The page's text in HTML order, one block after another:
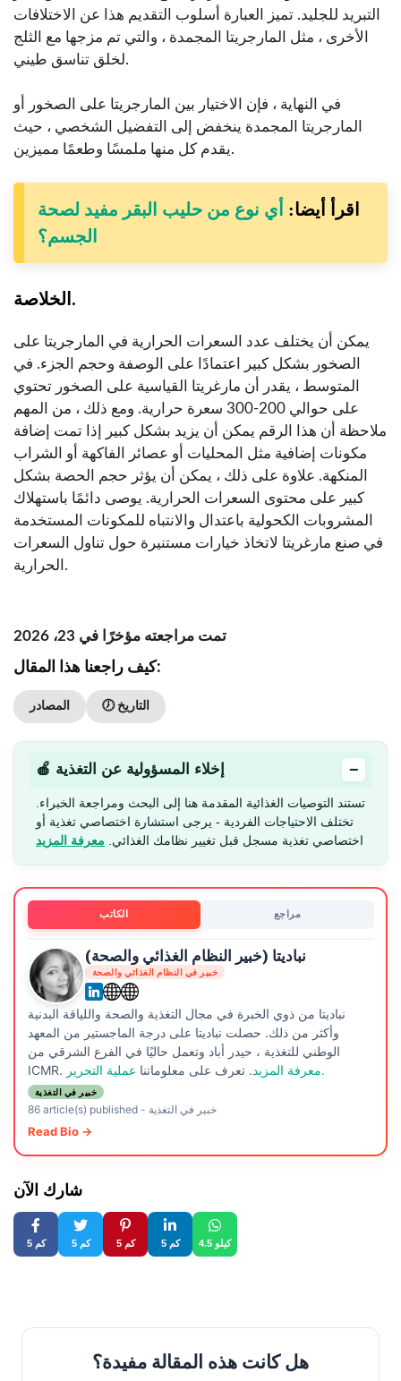
التبريد للجليد. تميز العبارة أسلوب التقديم هذا عن الاختلافات
الأخرى ، مثل المارجريتا المجمدة ، والتي تم مزجها مع الثلج
لخلق تناسق طيني.
في النهاية ، فإن الاختيار بين المارجريتا على الصخور أو
المارجريتا المجمدة ينخفض إلى التفضيل الشخصي ، حيث
يقدم كل منها ملمسًا وطعمًا مميزين.
اقرأ أيضا: أي نوع من حليب البقر مفيد لصحة
الجسم؟
الخلاصة.
يمكن أن يختلف عدد السعرات الحرارية في المارجريتا على
الصخور بشكل كبير اعتمادًا على الوصفة وحجم الجزء. في
المتوسط ، يقدر أن مارغريتا القياسية على الصخور تحتوي
على حوالي 200-300 سعرة حرارية. ومع ذلك ، من المهم
ملاحظة أن هذا الرقم يمكن أن يزيد بشكل كبير إذا تمت إضافة
مكونات إضافية مثل المحليات أو عصائر الفاكهة أو الشراب
المنكهة. علاوة على ذلك ، يمكن أن يؤثر حجم الحصة بشكل
كبير على محتوى السعرات الحرارية. يوصى دائمًا باستهلاك
المشروبات الكحولية باعتدال والانتباه للمكونات المستخدمة
في صنع مارغريتا لاتخاذ خيارات مستنيرة حول تناول السعرات
الحرارية.
تمت مراجعته مؤخرًا في 23، 2026
كيف راجعنا هذا المقال:
المصادر 🕖 التاريخ
🍎 إخلاء المسؤولية عن التغذية −
تستند التوصيات الغذائية المقدمة هنا إلى البحث ومراجعة الخبراء.
تختلف الاحتياجات الفردية - يرجى استشارة اختصاصي تغذية أو
اختصاصي تغذية مسجل قبل تغيير نظامك الغذائي. معرفة المزيد
الكاتب مراجع
نباديتا (خبير النظام الغذائي والصحة)
خبير في النظام الغذائي والصحة
نباديتا من ذوي الخبرة في مجال التغذية والصحة واللياقة البدنية
وأكثر من ذلك. حصلت نباديتا على درجة الماجستير من المعهد
الوطني للتغذية ، حيدر أباد وتعمل حاليًا في الفرع الشرقي من
ICMR.
معرفة المزيد. تعرف على معلوماتنا عملية التحرير.
خبير في التغذية
86 article(s) published- خبير في التغذية
Read Bio →
شارك الآن
5 كم 5 كم 5 كم 5 كم 4.5 كيلو
هل كانت هذه المقالة مفيدة؟